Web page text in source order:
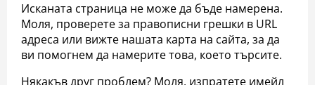
Исканата страница не може да бъде намерена.
Моля, проверете за правописни грешки в URL
адреса или вижте нашата карта на сайта, за да
ви помогнем да намерите това, което търсите.
Някакъв друг проблем? Моля, изпратете имейл